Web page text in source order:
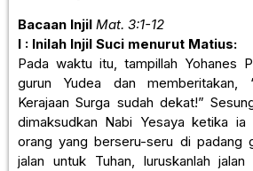
Bacaan Injil Mat. 3:1-12
I : Inilah Injil Suci menurut Matius:
Pada waktu itu, tampillah Yohanes
gurun Yudea dan memberitakan,
Kerajaan Surga sudah dekat!”
dimaksudkan Nabi Yesaya ketika ia
orang yang berseru-seru di padang
jalan untuk Tuhan, luruskanlah jalan